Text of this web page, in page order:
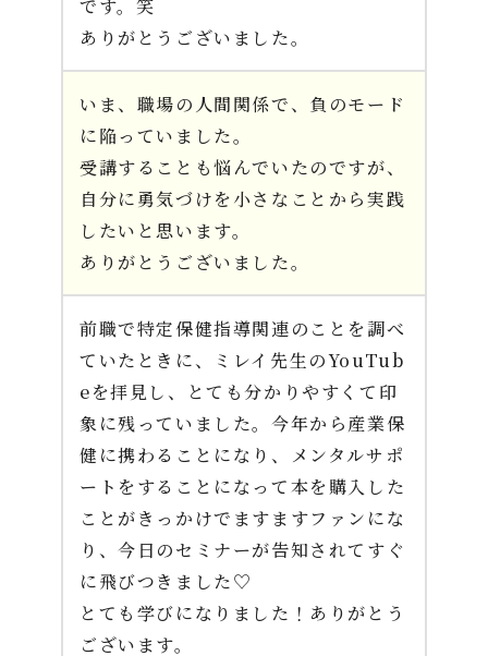
です。笑
ありがとうございました。
いま、職場の人間関係で、負のモード
に陥っていました。
受講することも悩んでいたのですが、
自分に勇気づけを小さなことから実践
したいと思います。
ありがとうございました。
前職で特定保健指導関連のことを調べ
ていたときに、ミレイ先生のYouTub
eを拝見し、とても分かりやすくて印
象に残っていました。今年から産業保
健に携わることになり、メンタルサポ
ートをすることになって本を購入した
ことがきっかけでますますファンにな
り、今日のセミナーが告知されてすぐ
に飛びつきました♡
とても学びになりました！ありがとう
ございます。